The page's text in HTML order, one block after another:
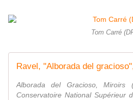
Tom Carré
Ravel, "Alborada del
Alborada del Gracioso, Miroirs
Conservatoire National Supérieur